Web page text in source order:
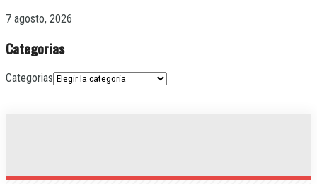
7 agosto, 2026
Categorias
Categorias